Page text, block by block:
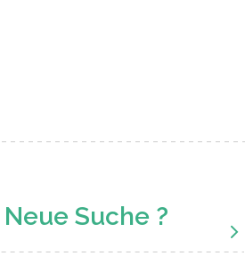
Neue Suche ?